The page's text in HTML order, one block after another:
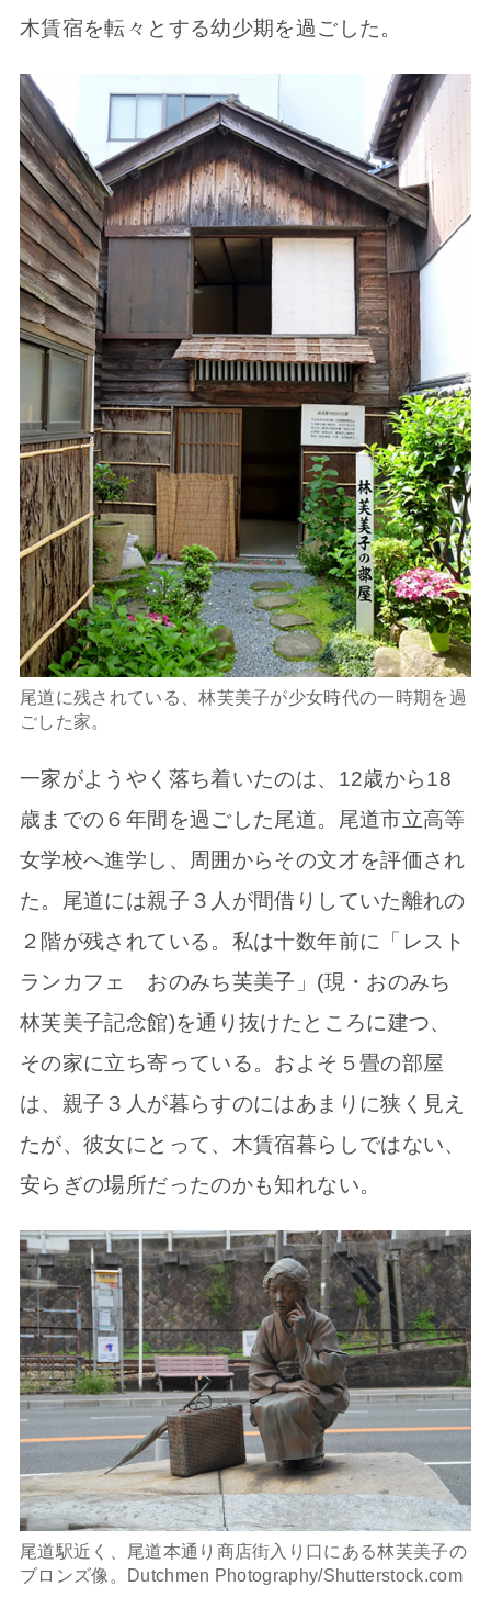
木賃宿を転々とする幼少期を過ごした。
尾道に残されている、林芙美子が少女時代の一時期を過
ごした家。
一家がようやく落ち着いたのは、12歳から18
歳までの６年間を過ごした尾道。尾道市立高等
女学校へ進学し、周囲からその文才を評価され
た。尾道には親子３人が間借りしていた離れの
２階が残されている。私は十数年前に「レスト
ランカフェ おのみち芙美子」(現・おのみち
林芙美子記念館)を通り抜けたところに建つ、
その家に立ち寄っている。およそ５畳の部屋
は、親子３人が暮らすのにはあまりに狭く見え
たが、彼女にとって、木賃宿暮らしではない、
安らぎの場所だったのかも知れない。
尾道駅近く、尾道本通り商店街入り口にある林芙美子の
ブロンズ像。Dutchmen Photography/Shutterstock.com